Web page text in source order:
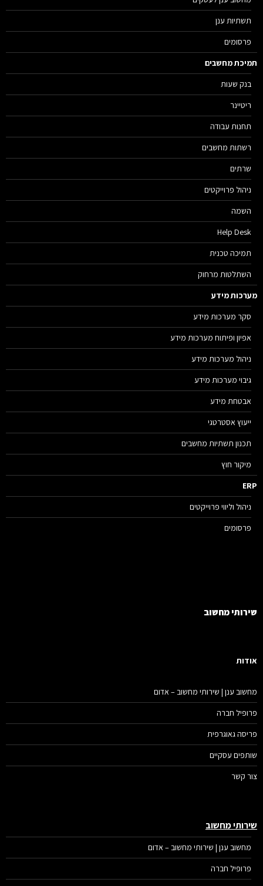
תשתיות ענן
פרסומים
מחשבים
בנק שעות
ריטיינר
תחנות עבודה
רשתות מחשבים
שרתים
ניהול פרוייקטים
השמה
Help Desk
תמיכה טכנית
השתלטות מרחוק
מידע
סקר מערכות מידע
אפיון ופיתוח מערכות מידע
ניהול מערכות מידע
גיבוי מערכות מידע
אבטחת מידע
ייעוץ אסטרטגי
תכנון תשתיות מחשבים
מיקור חוץ
ניהול וליווי פרוייקטים
פרסומים
מחשוב
ענן | שירותי מחשוב – אדום
חברה
גאוגרפית
עסקיים
קשר
מחשוב
מחשוב ענן | שירותי מחשוב – אדום
פרופיל חברה